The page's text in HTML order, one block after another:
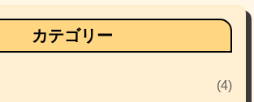
カテゴリー
(4)